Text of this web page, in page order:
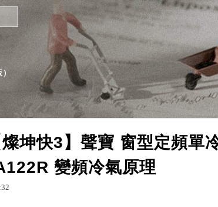
）
坤快3】聲寶 窗型定頻單
變頻冷氣原理
:32